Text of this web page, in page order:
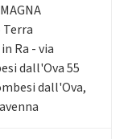
Terra
Ra - via
dall'Ova 55
dall'Ova,